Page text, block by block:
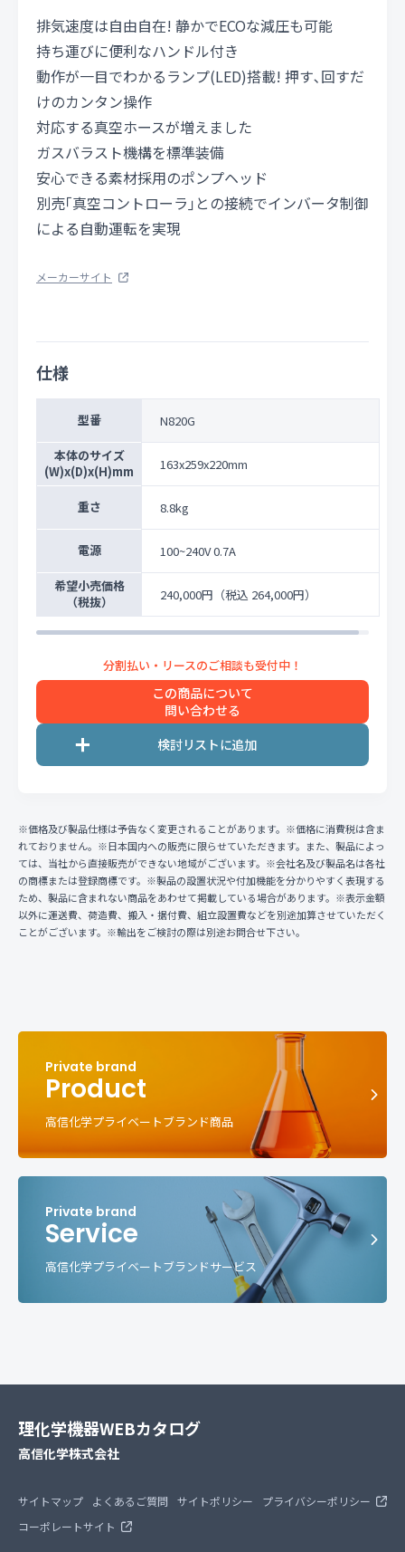
排気速度は自由自在! 静かでECOな減圧も可能
持ち運びに便利なハンドル付き
動作が一目でわかるランプ(LED)搭載! 押す､回すだ
けのカンタン操作
対応する真空ホースが増えました
ガスバラスト機構を標準装備
安心できる素材採用のポンプヘッド
別売｢真空コントローラ｣との接続でインバータ制御
による自動運転を実現
メーカーサイト
仕様
型番
N820G
本体のサイズ
(W)x(D)x(H)mm
163x259x220mm
重さ 8.8kg
電源
100~240V 0.7A
希望小売価格
（税抜）
240,000円 （税込 264,000円）
この商品について
問い合わせる
※価格及び製品仕様は予告なく変更されることがあります。※価格に消費税は含ま
れておりません。※日本国内への販売に限らせていただきます。また、製品によっ
ては、当社から直接販売ができない地域がございます。※会社名及び製品名は各社
の商標または登録商標です。※製品の設置状況や付加機能を分かりやすく表現する
ため、製品に含まれない商品をあわせて掲載している場合があります。※表示金額
以外に運送費、荷造費、搬入・据付費、組立設置費などを別途加算させていただく
ことがございます。※輸出をご検討の際は別途お問合せ下さい。
Product
高信化学プライベートブランド商品
Service
高信化学プライベートブランドサービス
理化学機器WEBカタログ
高信化学株式会社
サイトマップ よくあるご質問 サイトポリシー
プライバシーポリシー
コーポレートサイト